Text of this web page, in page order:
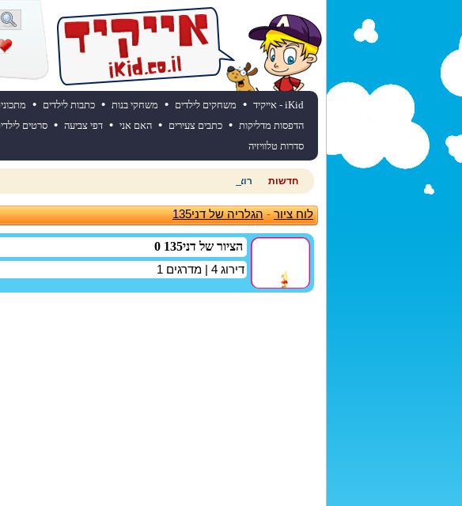
iKid - אייקיד • משחקים לילדים • משחקי בנות • כתבות לילדים •
הדפסות מדליקות • כתבים צעירים • האם אני • דפי צביעה • סרטים
סדרות טלוויזיה
חדשות רוצים לדעת מהי תחזית מזג האוויר השבוע? לחצו כאן!
לוח ציור-הגלריה של דני135
הציור של דני135 0
דירוג 4 | מדרגים 1